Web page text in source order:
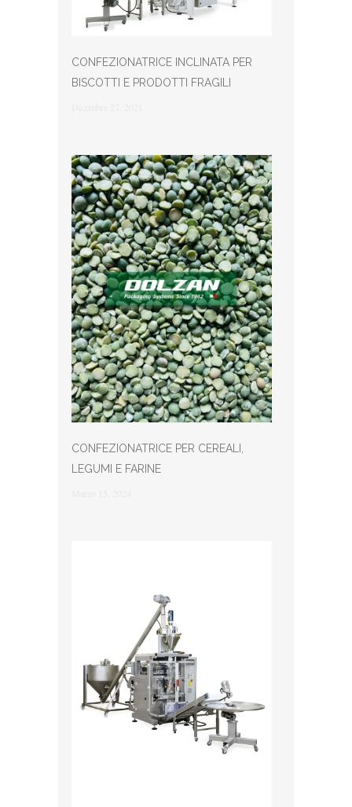
CONFEZIONATRICE INCLINATA PER
BISCOTTI E PRODOTTI FRAGILI
CONFEZIONATRICE PER CEREALI,
LEGUMI E FARINE